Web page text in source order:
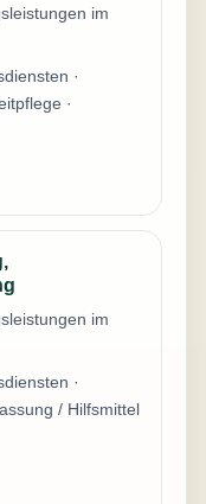
im
·
·
im
·
/ Hilfsmittel